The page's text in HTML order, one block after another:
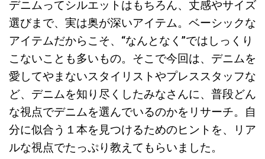
デニムってシルエットはもちろん、丈感やサイズ
選びまで、実は奥が深いアイテム。ベーシックな
アイテムだからこそ、“なんとなく”ではしっくり
こないことも多いもの。そこで今回は、デニムを
愛してやまないスタイリストやプレススタッフな
ど、デニムを知り尽くしたみなさんに、普段どん
な視点でデニムを選んでいるのかをリサーチ。自
分に似合う１本を見つけるためのヒントを、リア
ルな視点でたっぷり教えてもらいました。